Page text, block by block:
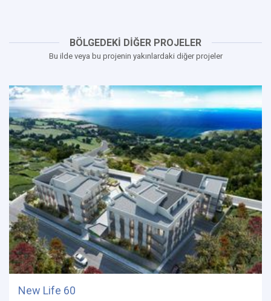
BÖLGEDEKİ DİĞER PROJELER
Bu ilde veya bu projenin yakınlardaki diğer projeler
New Life 60